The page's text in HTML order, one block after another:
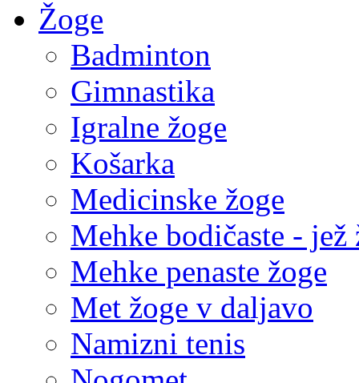
Žoge
Badminton
Gimnastika
Igralne žoge
Košarka
Medicinske žoge
Mehke bodičaste - jež
Mehke penaste žoge
Met žoge v daljavo
Namizni tenis